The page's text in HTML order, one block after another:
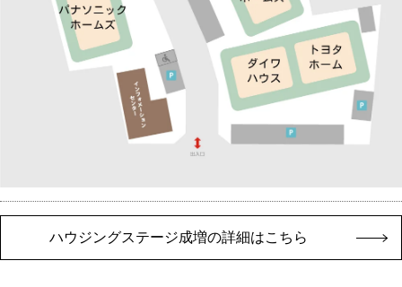
ハウジングステージ成増の詳細はこちら